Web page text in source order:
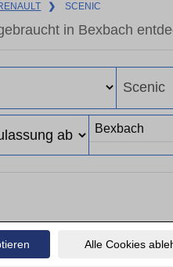
Alle Cookies
❯ SCENIC
in Bexbach
Finden Sie in Bexbach
Scenic Gebrauchtwagen?